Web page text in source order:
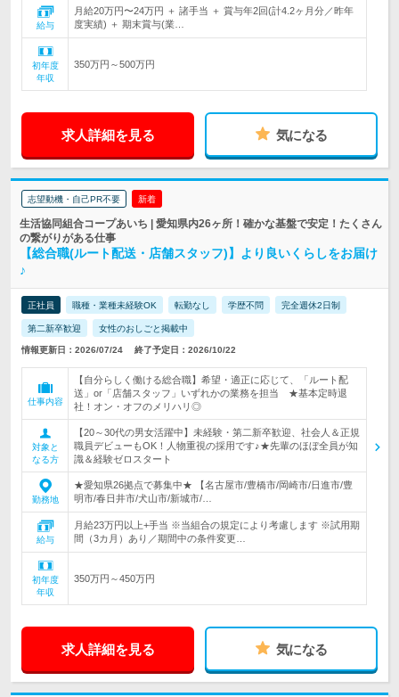
給与
月給20万円〜24万円 ＋ 諸手当 ＋ 賞与年2回(計4.2ヶ月分／昨年
度実績) ＋ 期末賞与(業…
初年度
年収
350万円～500万円
求人詳細を見る 気になる
志望動機・自己PR不要 新着
生活協同組合コープあいち | 愛知県内26ヶ所！確かな基盤で安定！たくさん
の繋がりがある仕事
【総合職(ルート配送・店舗スタッフ)】より良いくらしをお届け
♪
正社員 職種・業種未経験OK 転勤なし 学歴不問 完全週休2日制
第二新卒歓迎 女性のおしごと掲載中
情報更新日：2026/07/24 終了予定日：2026/10/22
仕事内容
【自分らしく働ける総合職】希望・適正に応じて、「ルート配
送」or「店舗スタッフ」いずれかの業務を担当 ★基本定時退
社！オン・オフのメリハリ◎
対象と
なる方
【20～30代の男女活躍中】未経験・第二新卒歓迎、社会人＆正規
職員デビューもOK！人物重視の採用です♪★先輩のほぼ全員が知
識＆経験ゼロスタート
勤務地
★愛知県26拠点で募集中★ 【名古屋市/豊橋市/岡崎市/日進市/豊
明市/春日井市/犬山市/新城市/…
給与
月給23万円以上+手当 ※当組合の規定により考慮します ※試用期
間（3カ月）あり／期間中の条件変更…
初年度
年収
350万円～450万円
求人詳細を見る 気になる